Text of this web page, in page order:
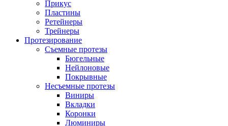
Прикус
Пластины
Ретейнеры
Трейнеры
Протезирование
Съемные протезы
Бюгельные
Нейлоновые
Покрывные
Несъемные протезы
Виниры
Вкладки
Коронки
Люминиры